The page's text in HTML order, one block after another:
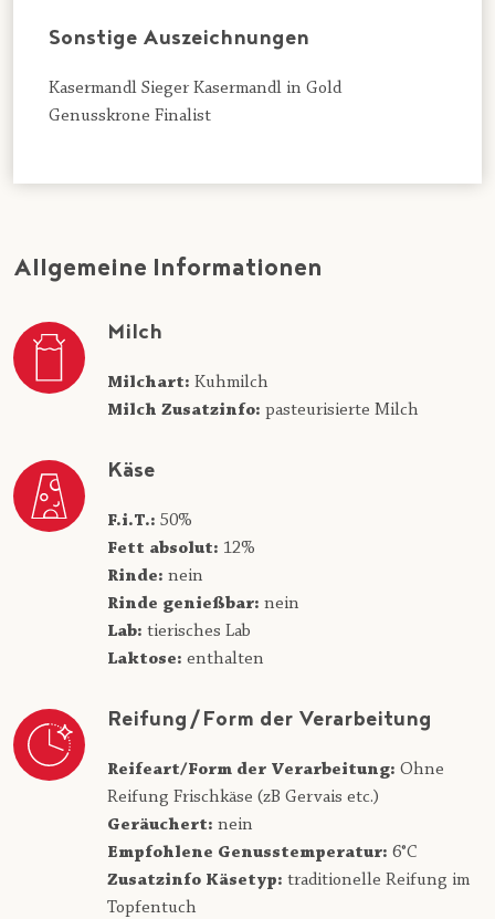
Sonstige Auszeichnungen
Kasermandl Sieger Kasermandl in Gold
Genusskrone Finalist
Allgemeine Informationen
Milch
Milchart: Kuhmilch
Milch Zusatzinfo: pasteurisierte Milch
Käse
F.i.T.: 50%
Fett absolut: 12%
Rinde: nein
Rinde genießbar: nein
Lab: tierisches Lab
Laktose: enthalten
Reifung/Form der Verarbeitung
Reifeart/Form der Verarbeitung: Ohne
Reifung Frischkäse (zB Gervais etc.)
Geräuchert: nein
Empfohlene Genusstemperatur: 6°C
Zusatzinfo Käsetyp: traditionelle Reifung im
Topfentuch